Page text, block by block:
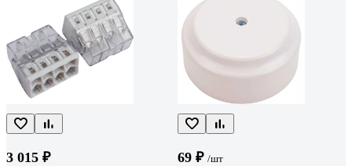
3 015 ₽ 69 ₽ /шт